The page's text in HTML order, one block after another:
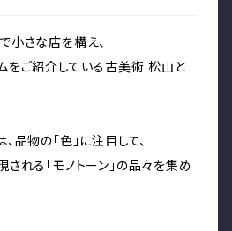
小さな店を構え、
をご紹介している古美術 松山と
物の「色」に注目して、
れる「モノトーン」の品々を集め